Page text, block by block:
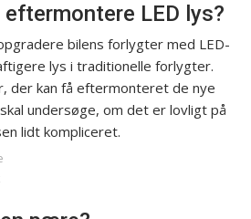
LED lys?
bilens forlygter med LED-
lys i traditionelle forlygter.
der kan få eftermonteret de nye
undersøge, om det er lovligt på
lidt kompliceret.